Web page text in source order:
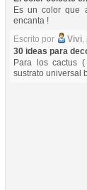
Es un color que
encanta !
Escrito por
Vivi,
30 ideas para
Para los cactus
sustrato universal